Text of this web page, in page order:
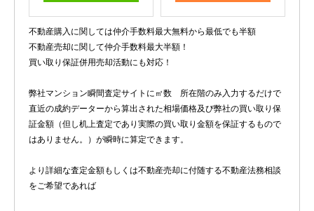
不動産購入に関しては仲介手数料最大無料から最低でも半額
不動産売却に関して仲介手数料最大半額！
買い取り保証併用売却活動にも対応！
弊社マンション瞬間査定サイトに㎡数 所在階のみ入力するだけで
直近の成約データーから算出された相場価格及び弊社の買い取り保
証金額（但し机上査定であり実際の買い取り金額を保証するもので
はありません。）が瞬時に算定できます。
より詳細な査定金額もしくは不動産売却に付随する不動産法務相談
をご希望であれば